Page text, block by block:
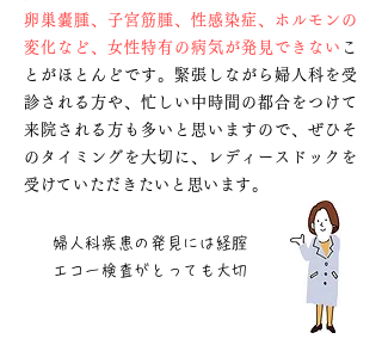
卵巣嚢腫、子宮筋腫、性感染症、ホルモンの
変化など、女性特有の病気が発見できない こ
とがほとんどです。緊張しながら婦人科を受
診される方や、忙しい中時間の都合をつけて
来院される方も多いと思いますので、ぜひそ
のタイミングを大切に、レディースドックを
受けていただきたいと思います。
婦人科疾患の発見には経腟
エコー検査がとっても大切